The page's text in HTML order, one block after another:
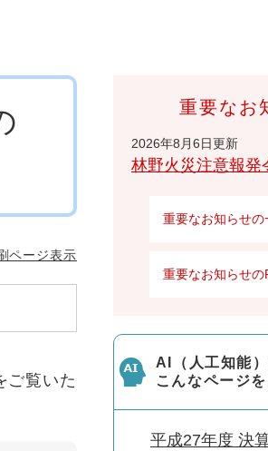
ページ表示
ご覧いた
重要なお
2026年8月6日更新
林野火災注意報発
重要なお知らせの
重要なお知らせの
AI（人工知能
こんなページ
平成27年度 決